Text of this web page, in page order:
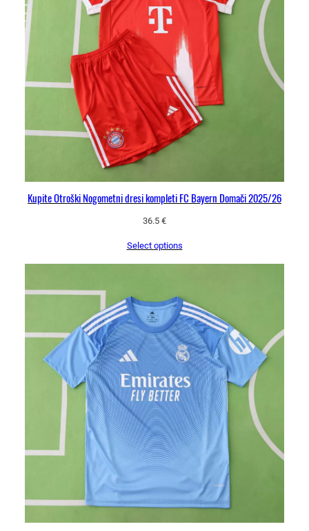
Kupite Otroški Nogometni dresi kompleti FC Bayern Domači 2025/26
36.5 €
Select options